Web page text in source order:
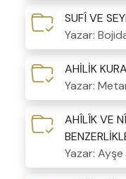
SUFÎ VE
Yazar:
AHİLİK
Yazar:
AHÎLÎK VE
Yazar: Ayşe